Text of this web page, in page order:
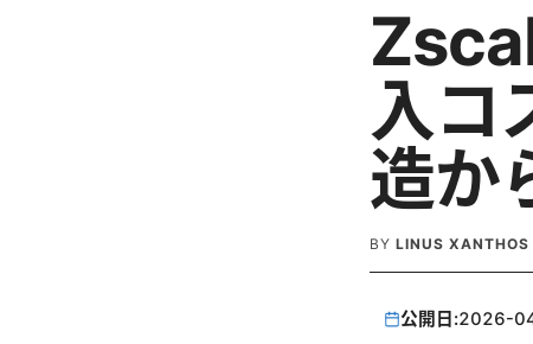
入コ
造か
BY LINUS XANTHOS
公開日:2026-